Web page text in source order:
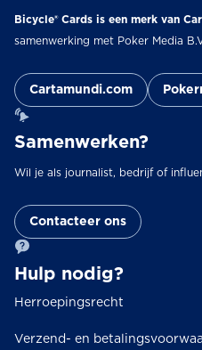
Bicycle® Cards is een merk van
samenwerking met Poker Media
Cartamundi.com
Samenwerken?
Wil je als journalist, bedrijf of
Contacteer ons
Hulp nodig?
Herroepingsrecht
Verzend- en